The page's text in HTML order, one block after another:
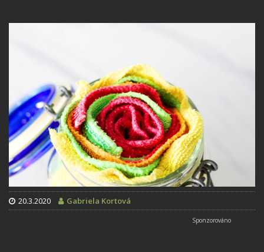
20.3.2020 Gabriela Kortová